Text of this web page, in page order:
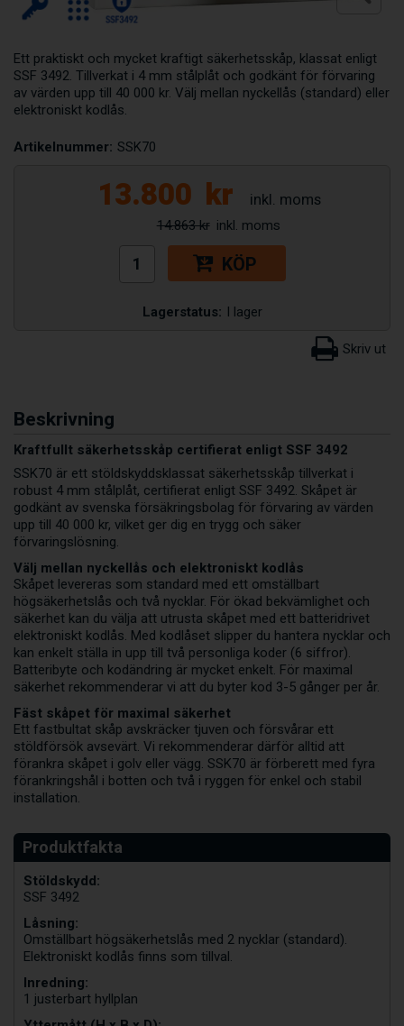
Ett praktiskt och mycket kraftigt säkerhetsskåp, klassat enligt
SSF 3492. Tillverkat i 4 mm stålplåt och godkänt för förvaring
av värden upp till 40 000 kr. Välj mellan nyckellås (standard) eller
elektroniskt kodlås.
Artikelnummer: SSK70
13.800 kr
14.863 kr
KÖP
Lagerstatus: I lager
Beskrivning
Kraftfullt säkerhetsskåp certifierat enligt SSF 3492
SSK70 är ett stöldskyddsklassat säkerhetsskåp tillverkat i
robust 4 mm stålplåt, certifierat enligt SSF 3492. Skåpet är
godkänt av svenska försäkringsbolag för förvaring av värden
upp till 40 000 kr, vilket ger dig en trygg och säker
förvaringslösning.
Välj mellan nyckellås och elektroniskt kodlås
Skåpet levereras som standard med ett omställbart
högsäkerhetslås och två nycklar. För ökad bekvämlighet och
säkerhet kan du välja att utrusta skåpet med ett batteridrivet
elektroniskt kodlås. Med kodlåset slipper du hantera nycklar och
kan enkelt ställa in upp till två personliga koder (6 siffror).
Batteribyte och kodändring är mycket enkelt. För maximal
säkerhet rekommenderar vi att du byter kod 3-5 gånger per år.
Fäst skåpet för maximal säkerhet
Ett fastbultat skåp avskräcker tjuven och försvårar ett
stöldförsök avsevärt. Vi rekommenderar därför alltid att
förankra skåpet i golv eller vägg. SSK70 är förberett med fyra
förankringshål i botten och två i ryggen för enkel och stabil
installation.
Stöldskydd:
SSF 3492
Låsning:
Omställbart högsäkerhetslås med 2 nycklar (standard).
Elektroniskt kodlås finns som tillval.
Inredning:
1 justerbart hyllplan